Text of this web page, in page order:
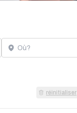
Localisation
réinitialiser